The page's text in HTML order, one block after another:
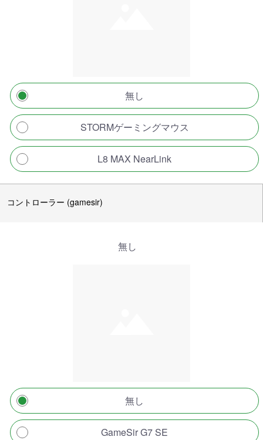
無し
STORMゲーミングマウス
L8 MAX NearLink
コントローラー (gamesir)
無し
無し
GameSir G7 SE